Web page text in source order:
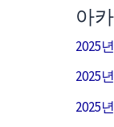
아
2025
2025
2025